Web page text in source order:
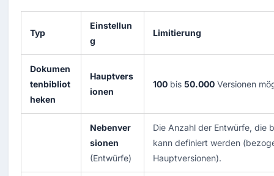
Typ
Einstellun
g
Limitierung
Dokumen
tenbibliot
heken
Hauptvers
ionen
100 bis 50.000 Versionen
Nebenver
sionen
(Entwürfe)
Die Anzahl der Entwürfe, die
kann definiert werden
Hauptversionen).